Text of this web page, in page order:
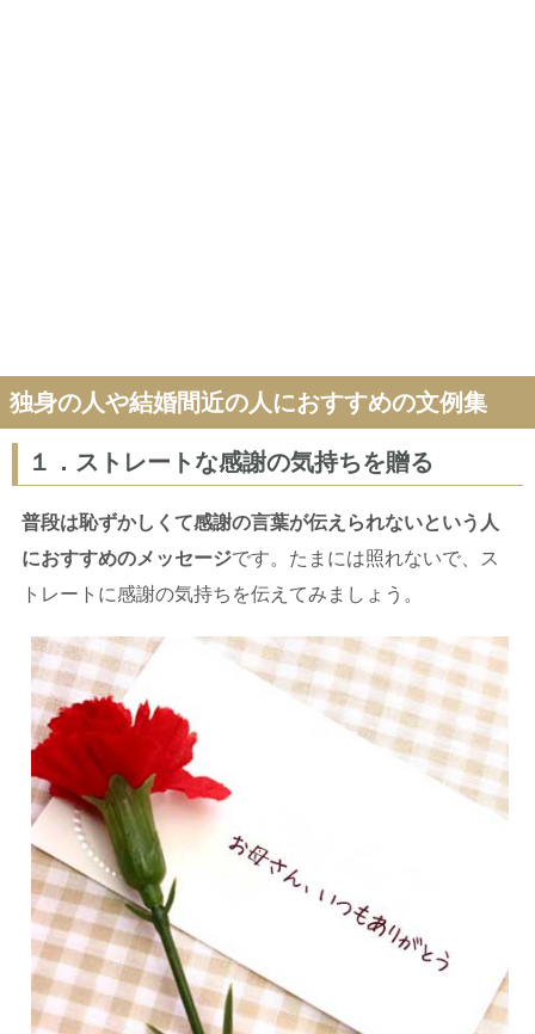
独身の人や結婚間近の人におすすめの文例集
１．ストレートな感謝の気持ちを贈る
普段は恥ずかしくて感謝の言葉が伝えられないという人
におすすめのメッセージです。たまには照れないで、ス
トレートに感謝の気持ちを伝えてみましょう。